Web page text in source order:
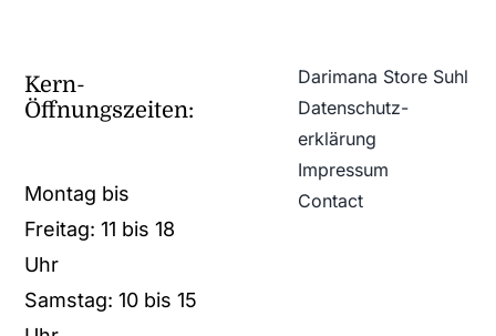
Kern-
Öffnungszeiten:
Montag bis
Freitag: 11 bis 18
Uhr
Samstag: 10 bis 15
Darimana Store Suhl
Datenschutz­
erklärung
Impressum
Contact